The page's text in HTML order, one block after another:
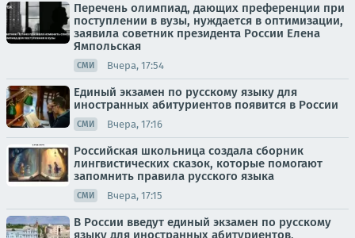
Перечень олимпиад, дающих преференции при
поступлении в вузы, нуждается в оптимизации,
заявила советник президента России Елена
Ямпольская
СМИ Вчера, 17:54
Единый экзамен по русскому языку для
иностранных абитуриентов появится в России
СМИ Вчера, 17:16
Российская школьница создала сборник
лингвистических сказок, которые помогают
запомнить правила русского языка
СМИ Вчера, 17:15
В России введут единый экзамен по русскому
языку для иностранных абитуриентов,